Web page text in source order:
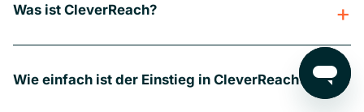
Was ist CleverReach?
Wie einfach ist der Einstieg in CleverReach?